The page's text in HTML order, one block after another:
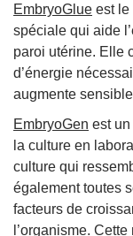
EmbryoGlue est le
spéciale qui aide
paroi utérine. Elle
d’énergie
augmente
EmbryoGen est
la culture en
culture qui
également toutes
facteurs de
l’organisme.